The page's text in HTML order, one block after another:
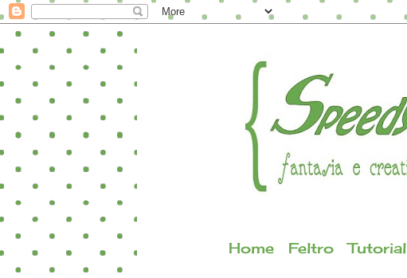
Home Feltro Tutorial